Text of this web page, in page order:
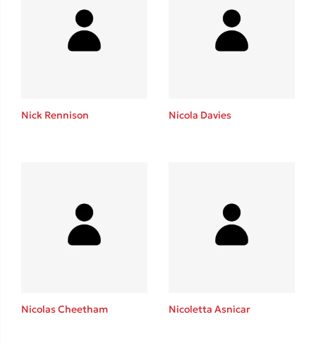
Nick Rennison Nicola Davies
Nicolas Cheetham Nicoletta Asnicar